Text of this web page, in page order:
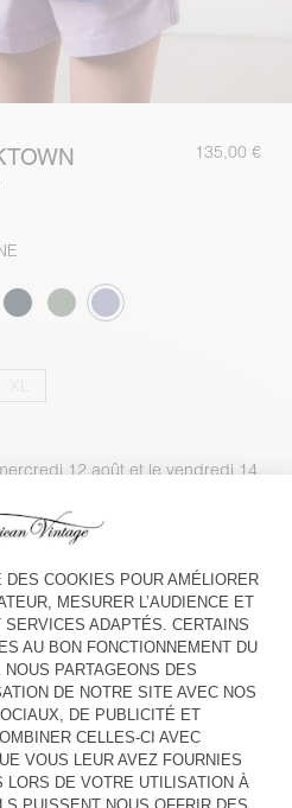
135,00 €
12 août et le vendredi 14
AU PANIER
EN MAGASIN